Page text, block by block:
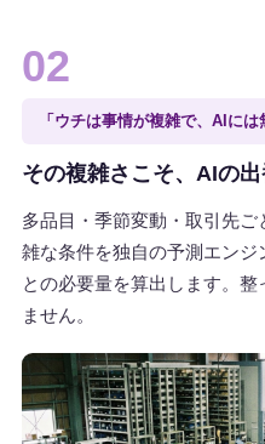
02
「ウチは事情が複雑で、AIには
その複雑さこそ、AIの出
多品目・季節変動・取引先
雑な条件を独自の予測エン
との必要量を算出します。
ません。